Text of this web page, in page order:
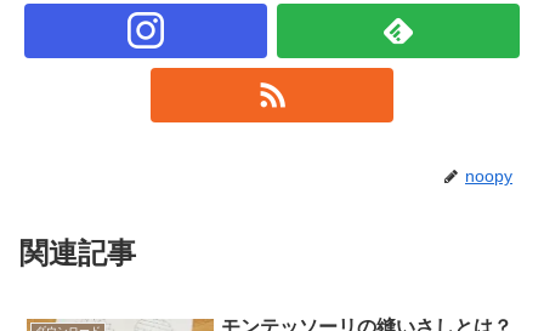
noopy
関連記事
モンテッソーリの縫いさしとは？